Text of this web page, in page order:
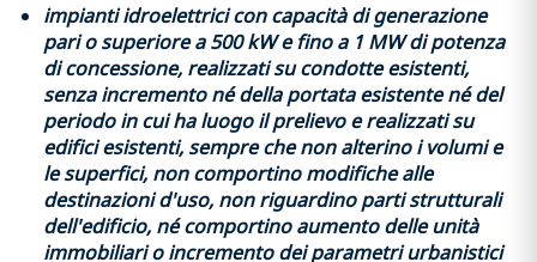
impianti idroelettrici con capacità di generazione
pari o superiore a 500 kW e fino a 1 MW di potenza
di concessione, realizzati su condotte esistenti,
senza incremento né della portata esistente né del
periodo in cui ha luogo il prelievo e realizzati su
edifici esistenti, sempre che non alterino i volumi e
le superfici, non comportino modifiche alle
destinazioni d'uso, non riguardino parti strutturali
dell'edificio, né comportino aumento delle unità
immobiliari o incremento dei parametri urbanistici